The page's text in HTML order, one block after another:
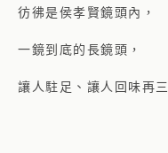
彷彿是侯孝賢鏡頭內，
一鏡到底的長鏡頭，
讓人駐足、讓人回味再三